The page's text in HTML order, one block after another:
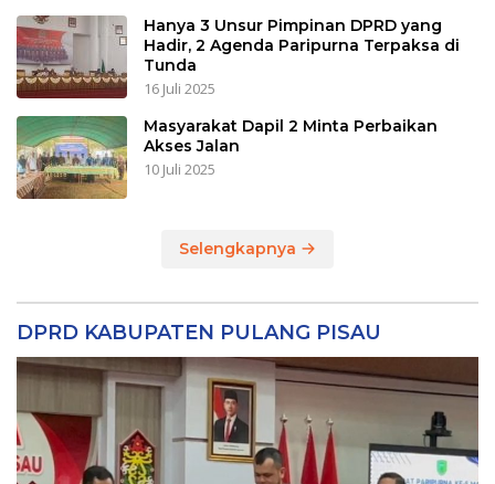
Hanya 3 Unsur Pimpinan DPRD yang
Hadir, 2 Agenda Paripurna Terpaksa di
Tunda
16 Juli 2025
Masyarakat Dapil 2 Minta Perbaikan
Akses Jalan
10 Juli 2025
Selengkapnya
DPRD KABUPATEN PULANG PISAU